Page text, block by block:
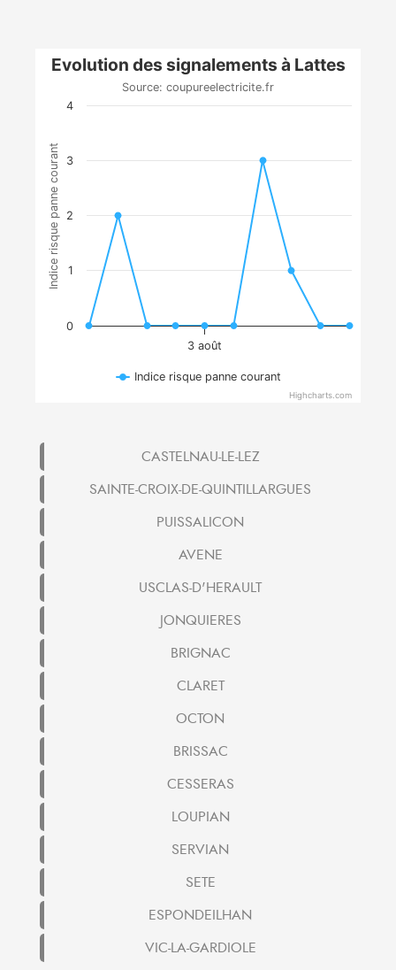
Indice risque panne courant
Evolution des signalements à Lattes
Source: coupureelectricite.fr
3 août
0
1
2
3
4
Indice risque panne courant
Highcharts.com
CASTELNAU-LE-LEZ
SAINTE-CROIX-DE-QUINTILLARGUES
PUISSALICON
AVENE
USCLAS-D'HERAULT
JONQUIERES
BRIGNAC
CLARET
OCTON
BRISSAC
CESSERAS
LOUPIAN
SERVIAN
SETE
ESPONDEILHAN
VIC-LA-GARDIOLE